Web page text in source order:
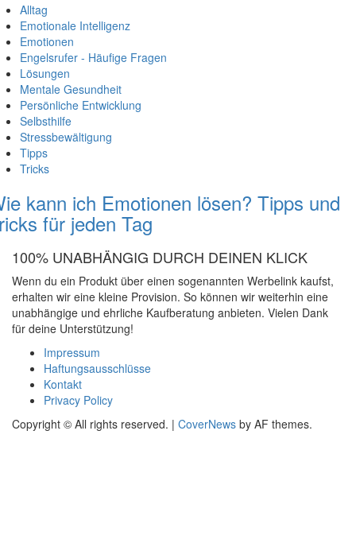
Alltag
Emotionale Intelligenz
Emotionen
Engelsrufer - Häufige Fragen
Lösungen
Mentale Gesundheit
Persönliche Entwicklung
Selbsthilfe
Stressbewältigung
Tipps
Tricks
kann ich Emotionen lösen? Tipps und
für jeden Tag
100% UNABHÄNGIG DURCH DEINEN KLICK
Wenn du ein Produkt über einen sogenannten Werbelink kaufst,
erhalten wir eine kleine Provision. So können wir weiterhin eine
unabhängige und ehrliche Kaufberatung anbieten. Vielen Dank
für deine Unterstützung!
Impressum
Haftungsausschlüsse
Kontakt
Privacy Policy
Copyright © All rights reserved. | CoverNews by AF themes.